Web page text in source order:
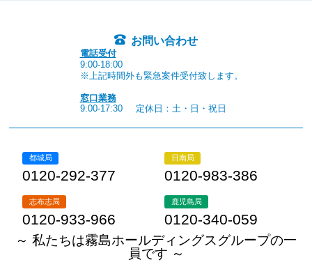
お問い合わせ
電話受付
9:00-18:00
※上記時間外も緊急案件受付致します。
窓口業務
9:00-17:30
定休日：土・日・祝日
都城局
0120-292-377
日南局
0120-983-386
志布志局
0120-933-966
鹿児島局
0120-340-059
～ 私たちは霧島ホールディングスグループの一
員です ～